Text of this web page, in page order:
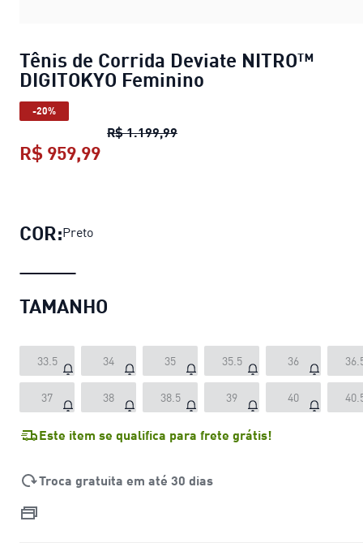
Tênis de Corrida Deviate NITRO™
DIGITOKYO Feminino
-20%
R$ 1.199,99Tênis de Corrida Deviate
R$ 959,99
COR:Preto
TAMANHO
33.5 34 35 35.5 36
37 38 38.5 39 40
Este item se qualifica para frete grátis!
Troca gratuita em até 30 dias